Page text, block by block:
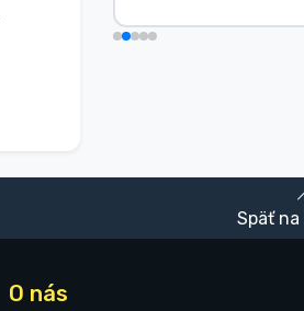
Späť
O nás